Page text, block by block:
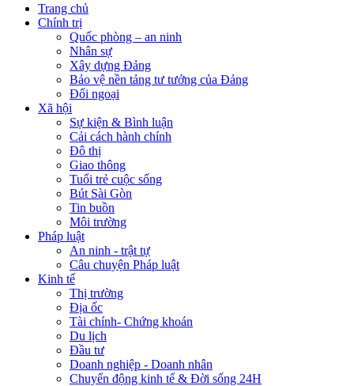
Trang chủ
Chính trị
Quốc phòng – an ninh
Nhân sự
Xây dựng Đảng
Bảo vệ nền tảng tư tưởng của Đảng
Đối ngoại
Xã hội
Sự kiện & Bình luận
Cải cách hành chính
Đô thị
Giao thông
Tuổi trẻ cuộc sống
Bút Sài Gòn
Tin buồn
Môi trường
Pháp luật
An ninh - trật tự
Câu chuyện Pháp luật
Kinh tế
Thị trường
Địa ốc
Tài chính- Chứng khoán
Du lịch
Đầu tư
Doanh nghiệp - Doanh nhân
Chuyển động kinh tế & Đời sống 24H